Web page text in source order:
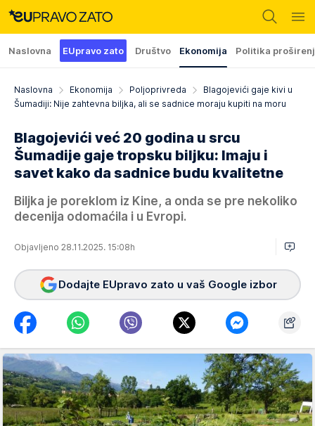
Naslovna EUpravo zato Društvo Ekonomija Politika
Naslovna Ekonomija Poljoprivreda
Blagojevići gaje kivi u
Šumadiji: Nije zahtevna biljka, ali se sadnice moraju kupiti na moru
Blagojevići već 20 godina u srcu
Šumadije gaje tropsku biljku: Imaju i
savet kako da sadnice budu kvalitetne
Biljka je poreklom iz Kine, a onda se pre nekoliko
decenija odomaćila i u Evropi.
Objavljeno 28.11.2025. 15:08h
Dodajte EUpravo zato u vaš Google izbor